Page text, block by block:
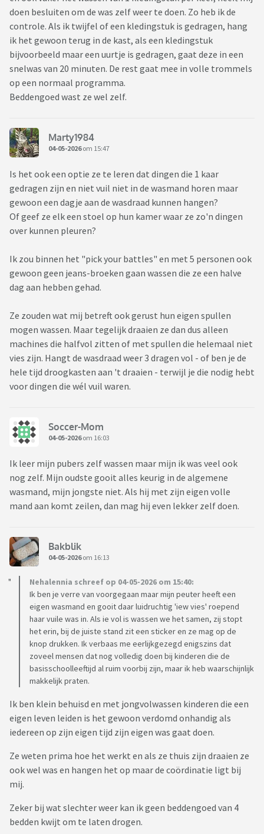
doen besluiten om de was zelf weer te doen. Zo heb ik de
controle. Als ik twijfel of een kledingstuk is gedragen, hang
ik het gewoon terug in de kast, als een kledingstuk
bijvoorbeeld maar een uurtje is gedragen, gaat deze in een
snelwas van 20 minuten. De rest gaat mee in volle trommels
op een normaal programma.
Beddengoed wast ze wel zelf.
Marty1984
04-05-2026om 15:47
Is het ook een optie ze te leren dat dingen die 1 kaar
gedragen zijn en niet vuil niet in de wasmand horen maar
gewoon een dagje aan de wasdraad kunnen hangen?
Of geef ze elk een stoel op hun kamer waar ze zo'n dingen
over kunnen pleuren?
Ik zou binnen het "pick your battles" en met 5 personen ook
gewoon geen jeans-broeken gaan wassen die ze een halve
dag aan hebben gehad.
Ze zouden wat mij betreft ook gerust hun eigen spullen
mogen wassen. Maar tegelijk draaien ze dan dus alleen
machines die halfvol zitten of met spullen die helemaal niet
vies zijn. Hangt de wasdraad weer 3 dragen vol - of ben je de
hele tijd droogkasten aan 't draaien - terwijl je die nodig hebt
voor dingen die wél vuil waren.
Soccer-Mom
04-05-2026om 16:03
Ik leer mijn pubers zelf wassen maar mijn ik was veel ook
nog zelf. Mijn oudste gooit alles keurig in de algemene
wasmand, mijn jongste niet. Als hij met zijn eigen volle
mand aan komt zeilen, dan mag hij even lekker zelf doen.
Bakblik
04-05-2026om 16:13
Nehalennia schreef op 04-05-2026 om 15:40:
Ik ben je verre van voorgegaan maar mijn peuter heeft een
eigen wasmand en gooit daar luidruchtig 'iew vies' roepend
haar vuile was in. Als ie vol is wassen we het samen, zij stopt
het erin, bij de juiste stand zit een sticker en ze mag op de
knop drukken. Ik verbaas me eerlijkgezegd enigszins dat
zoveel mensen dat nog volledig doen bij kinderen die de
basisschoolleeftijd al ruim voorbij zijn, maar ik heb waarschijnlijk
makkelijk praten.
Ik ben klein behuisd en met jongvolwassen kinderen die een
eigen leven leiden is het gewoon verdomd onhandig als
iedereen op zijn eigen tijd zijn eigen was gaat doen.
Ze weten prima hoe het werkt en als ze thuis zijn draaien ze
ook wel was en hangen het op maar de coördinatie ligt bij
mij.
Zeker bij wat slechter weer kan ik geen beddengoed van 4
bedden kwijt om te laten drogen.